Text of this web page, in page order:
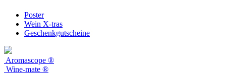
Poster
Wein X-tras
Geschenkgutscheine
Aromascope ®
Wine-mate ®